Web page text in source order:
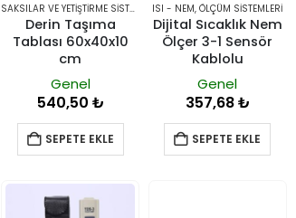
SAKSILAR VE YETIŞTIRME SISTEMLERI , TABLALAR
Derin Taşıma
Tablası 60x40x10
cm
Genel
540,50 ₺
SEPETE EKLE
ISI - NEM,ÖLÇÜM SISTEMLERI
Dijital Sıcaklık Nem
Ölçer 3-1 Sensör
Kablolu
Genel
357,68₺
SEPETE EKLE